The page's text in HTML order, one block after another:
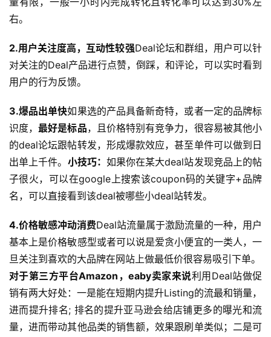
盘
手
l
u
b
货
精
选
右。
2.用户关注度高，互动性较强Deal论坛和群组，用户可以针
对关注的Deal产品进行点赞，倒踩，和评论，可以实时看到
用户的行为反馈。
3.爆品出单快如果选的产品具备新奇特，或者一定的品牌标
识度，最好是标品，且价格特别有竞争力，很容易被其他小
的deal论坛跟帖转发，形成爆款效应，甚至单件可以做到日
出单上千件。 小技巧： 如果你在某大deal站发现竞品上的帖
子很火，可以在google上搜索该coupon码的关键字+品牌
名，可以直接看到该deal被哪些小deal站转发。
4.价格敏感冲动消费Deal站流量属于激励流量的一种，用户
基本上是价格敏感型或者可以说是爱贪小便宜的一类人，一
对于第三方平台Amazon，eaby卖家来说利用Deal站做促
销有两大好处：一是能在短期内提升Listing的流最和销量，
进而提升排名; 排名的提升亚马逊会给店铺更多的曝光和流
量，进而带动其他品类的销售额，效果跟刷单类似；二是可